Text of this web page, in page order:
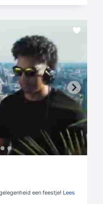
een feestje! Lees